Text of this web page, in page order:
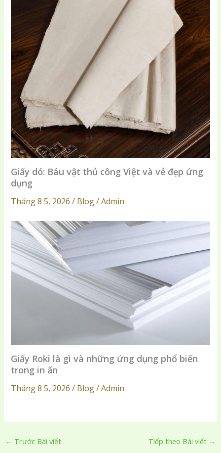
Giấy dó: Báu vật thủ công Việt và vẻ đẹp ứng
dụng
Tháng 8 5, 2026 / Blog / Admin
Giấy Roki là gì và những ứng dụng phổ biến
trong in ấn
Tháng 8 5, 2026 / Blog / Admin
← Trước Bài viết Tiếp theo Bài viết →